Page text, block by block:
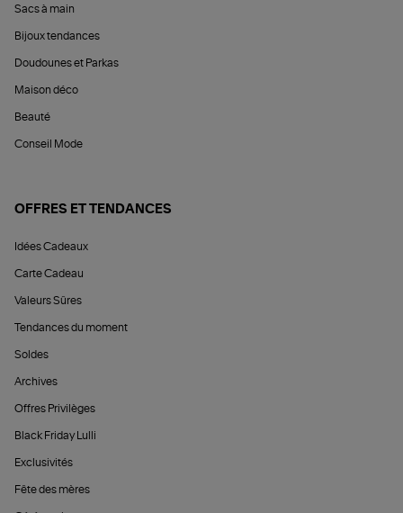
Sacs à main
Bijoux tendances
Doudounes et Parkas
Maison déco
Beauté
Conseil Mode
OFFRES ET TENDANCES
Idées Cadeaux
Carte Cadeau
Valeurs Sûres
Tendances du moment
Soldes
Archives
Offres Privilèges
Black Friday Lulli
Exclusivités
Fête des mères